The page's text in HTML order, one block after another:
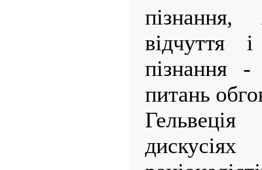
пізнання,
відчуття
пізнання
питань